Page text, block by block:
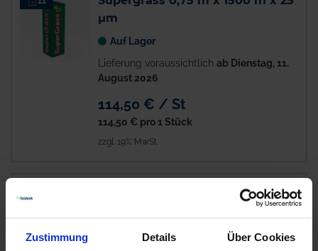
Zustimmung Details Über Cookies
µm
Auf Lager
Lieferung voraussichtlich ab Dienstag, 11.
August 2026
114,50 € / St
114,50 € pro 1 Stück
zzgl. 19% MwSt.
Seitenwandfolie transparent
Lieferung voraussichtlich
ab Dienstag, 11.